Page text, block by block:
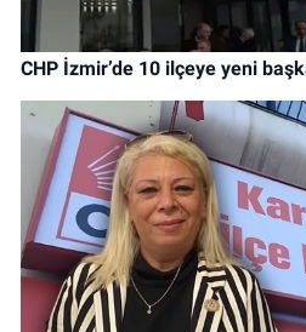
CHP İzmir’de 10 ilçeye yeni